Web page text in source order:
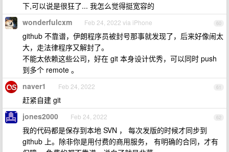
下,可以说是很狂了... 我怎么觉得挺宽容的
60
wonderfulcxm Feb 24, 2022 via iPhone
github 不靠谱，伊朗程序员被封号那事就发现了，后来好像闹太
大，走法律程序又解封了。
不能太依赖这些公司，好在 git 本身设计优秀，可以同时 push
到多个 remote 。
61
naver1 Feb 24, 2022
赶紧自建 git
62
jones2000 Feb 24, 2022
我的代码都是保存到本地 SVN ， 每次发版的时候才同步到
github 上。除非你是用付费的商用服务， 有明确的合同，才有